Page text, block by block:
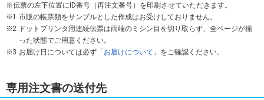
伝票の左下位置にID番号（再注文番号）を印刷させていただきます。
1 市販の帳票類をサンプルとした作成はお受けしておりません。
2
ドットプリンタ用連続伝票は両端のミシン目を切り取らず、全ページが揃
った状態でご用意ください。
3 お届け日については必ず「お届けについて 」をご確認ください。
専用注文書の送付先